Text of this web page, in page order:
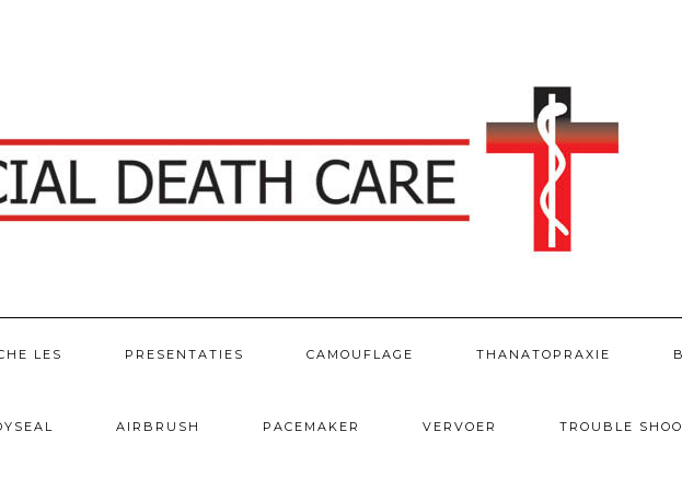
LES PRESENTATIES CAMOUFLAGE THANATOPRAXIE
AIRBRUSH PACEMAKER VERVOER TROUBLE